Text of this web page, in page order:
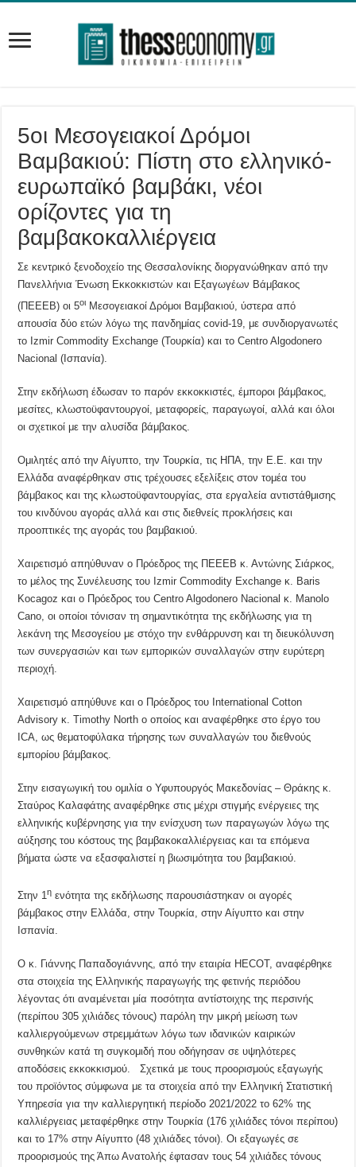
5οι Μεσογειακοί Δρόμοι
Βαμβακιού: Πίστη στο ελληνικό-
ευρωπαϊκό βαμβάκι, νέοι
ορίζοντες για τη
βαμβακοκαλλιέργεια
Σε κεντρικό ξενοδοχείο της Θεσσαλονίκης διοργανώθηκαν από την
Πανελλήνια Ένωση Εκκοκκιστών και Εξαγωγέων Βάμβακος
(ΠΕΕΕΒ) οι 5οι Μεσογειακοί Δρόμοι Βαμβακιού, ύστερα από
απουσία δύο ετών λόγω της πανδημίας covid-19, με συνδιοργανωτές
το Izmir Commodity Exchange (Τουρκία) και το Centro Algodonero
Nacional (Ισπανία).
Στην εκδήλωση έδωσαν το παρόν εκκοκκιστές, έμποροι βάμβακος,
μεσίτες, κλωστοϋφαντουργοί, μεταφορείς, παραγωγοί, αλλά και όλοι
οι σχετικοί με την αλυσίδα βάμβακος.
Ομιλητές από την Αίγυπτο, την Τουρκία, τις ΗΠΑ, την Ε.Ε. και την
Ελλάδα αναφέρθηκαν στις τρέχουσες εξελίξεις στον τομέα του
βάμβακος και της κλωστοϋφαντουργίας, στα εργαλεία αντιστάθμισης
του κινδύνου αγοράς αλλά και στις διεθνείς προκλήσεις και
προοπτικές της αγοράς του βαμβακιού.
Χαιρετισμό απηύθυναν ο Πρόεδρος της ΠΕΕΕΒ κ. Αντώνης Σιάρκος,
το μέλος της Συνέλευσης του Izmir Commodity Exchange κ. Baris
Kocagoz και ο Πρόεδρος του Centro Algodonero Nacional κ. Manolo
Cano, οι οποίοι τόνισαν τη σημαντικότητα της εκδήλωσης για τη
λεκάνη της Μεσογείου με στόχο την ενθάρρυνση και τη διευκόλυνση
των συνεργασιών και των εμπορικών συναλλαγών στην ευρύτερη
περιοχή.
Χαιρετισμό απηύθυνε και ο Πρόεδρος του International Cotton
Advisory κ. Timothy North ο οποίος και αναφέρθηκε στο έργο του
ICA, ως θεματοφύλακα τήρησης των συναλλαγών του διεθνούς
εμπορίου βάμβακος.
Στην εισαγωγική του ομιλία ο Υφυπουργός Μακεδονίας – Θράκης κ.
Σταύρος Καλαφάτης αναφέρθηκε στις μέχρι στιγμής ενέργειες της
ελληνικής κυβέρνησης για την ενίσχυση των παραγωγών λόγω της
αύξησης του κόστους της βαμβακοκαλλιέργειας και τα επόμενα
βήματα ώστε να εξασφαλιστεί η βιωσιμότητα του βαμβακιού.
Στην 1η ενότητα της εκδήλωσης παρουσιάστηκαν οι αγορές
βάμβακος στην Ελλάδα, στην Τουρκία, στην Αίγυπτο και στην
Ισπανία.
Ο κ. Γιάννης Παπαδογιάννης, από την εταιρία HECOT, αναφέρθηκε
στα στοιχεία της Ελληνικής παραγωγής της φετινής περιόδου
λέγοντας ότι αναμένεται μία ποσότητα αντίστοιχης της περσινής
(περίπου 305 χιλιάδες τόνους) παρόλη την μικρή μείωση των
καλλιεργούμενων στρεμμάτων λόγω των ιδανικών καιρικών
συνθηκών κατά τη συγκομιδή που οδήγησαν σε υψηλότερες
αποδόσεις εκκοκκισμού. Σχετικά με τους προορισμούς εξαγωγής
του προϊόντος σύμφωνα με τα στοιχεία από την Ελληνική Στατιστική
Υπηρεσία για την καλλιεργητική περίοδο 2021/2022 το 62% της
καλλιέργειας μεταφέρθηκε στην Τουρκία (176 χιλιάδες τόνοι περίπου)
και το 17% στην Αίγυπτο (48 χιλιάδες τόνοι). Οι εξαγωγές σε
προορισμούς της Άπω Ανατολής έφτασαν τους 54 χιλιάδες τόνους